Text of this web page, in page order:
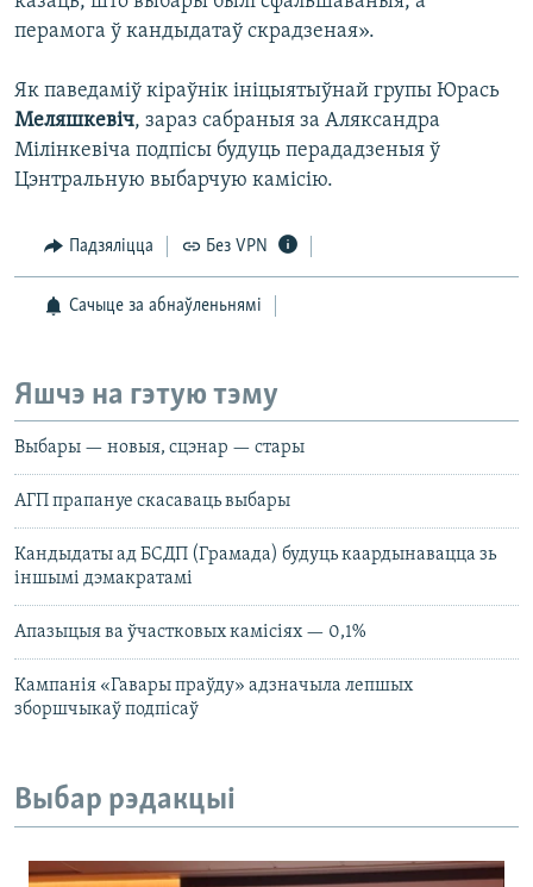
перамога ў кандыдатаў скрадзеная».
Як паведаміў кіраўнік ініцыятыўнай групы Юрась
Меляшкевіч, зараз сабраныя за Аляксандра
Мілінкевіча подпісы будуць перададзеныя ў
Цэнтральную выбарчую камісію.
Падзяліцца Без VPN
Сачыце за абнаўленьнямі
Яшчэ на гэтую тэму
Выбары — новыя, сцэнар — стары
АГП прапануе скасаваць выбары
Кандыдаты ад БСДП (Грамада) будуць каардынавацца зь
іншымі дэмакратамі
Апазыцыя ва ўчастковых камісіях — 0,1%
Кампанія «Гавары праўду» адзначыла лепшых
зборшчыкаў подпісаў
Выбар рэдакцыі